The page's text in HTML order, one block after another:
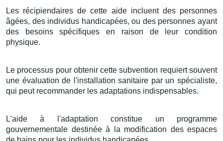
Les récipiendaires de cette aide incluent des personnes
âgées, des individus handicapées, ou des personnes ayant
des besoins spécifiques en raison de leur condition
physique.
Le processus pour obtenir cette subvention requiert souvent
une évaluation de l'installation sanitaire par un spécialiste,
qui peut recommander les adaptations indispensables.
L'aide à l'adaptation constitue un programme
gouvernementale destinée à la modification des espaces